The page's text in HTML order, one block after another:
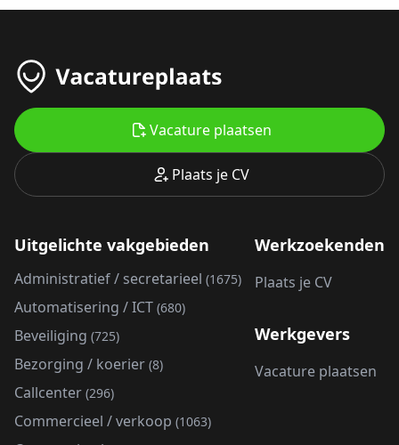
Plaats je CV
Vacature plaatsen
Uitgelichte vakgebieden
Administratief / secretarieel (1675)
Automatisering / ICT (680)
Beveiliging (725)
Bezorging / koerier (8)
Callcenter (296)
Commercieel / verkoop (1063)
Werkzoekenden
Plaats je CV
Werkgevers
Vacature plaatsen